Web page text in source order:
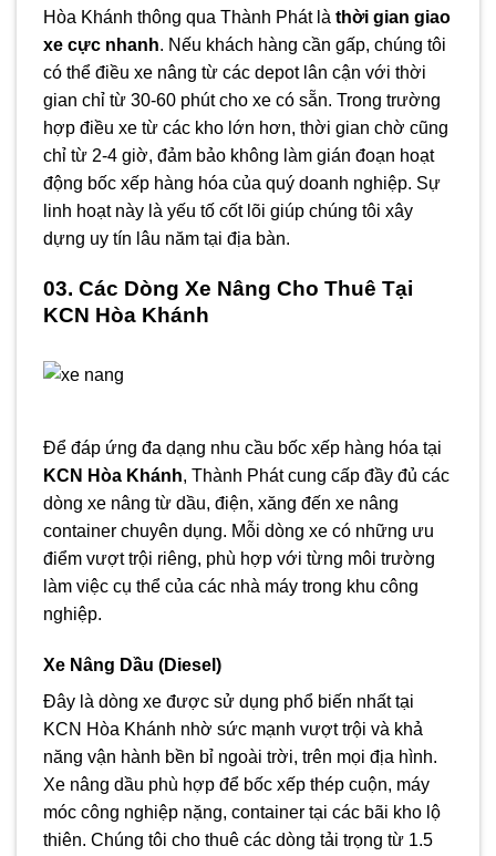
Hòa Khánh thông qua Thành Phát là thời gian giao
xe cực nhanh. Nếu khách hàng cần gấp, chúng tôi
có thể điều xe nâng từ các depot lân cận với thời
gian chỉ từ 30-60 phút cho xe có sẵn. Trong trường
hợp điều xe từ các kho lớn hơn, thời gian chờ cũng
chỉ từ 2-4 giờ, đảm bảo không làm gián đoạn hoạt
động bốc xếp hàng hóa của quý doanh nghiệp. Sự
linh hoạt này là yếu tố cốt lõi giúp chúng tôi xây
dựng uy tín lâu năm tại địa bàn.
03. Các Dòng Xe Nâng Cho Thuê Tại
KCN Hòa Khánh
Để đáp ứng đa dạng nhu cầu bốc xếp hàng hóa tại
KCN Hòa Khánh, Thành Phát cung cấp đầy đủ các
dòng xe nâng từ dầu, điện, xăng đến xe nâng
container chuyên dụng. Mỗi dòng xe có những ưu
điểm vượt trội riêng, phù hợp với từng môi trường
làm việc cụ thể của các nhà máy trong khu công
nghiệp.
Xe Nâng Dầu (Diesel)
Đây là dòng xe được sử dụng phổ biến nhất tại
KCN Hòa Khánh nhờ sức mạnh vượt trội và khả
năng vận hành bền bỉ ngoài trời, trên mọi địa hình.
Xe nâng dầu phù hợp để bốc xếp thép cuộn, máy
móc công nghiệp nặng, container tại các bãi kho lộ
thiên. Chúng tôi cho thuê các dòng tải trọng từ 1.5